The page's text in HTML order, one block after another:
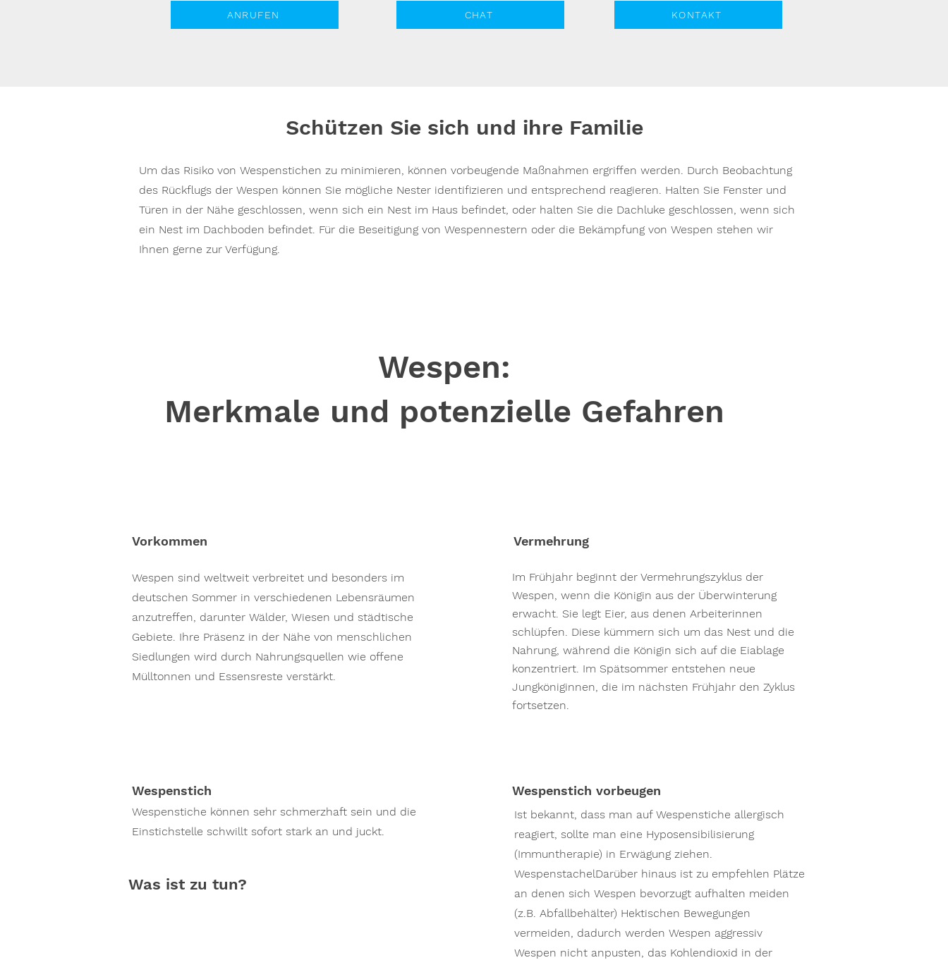
ANRUFEN CHAT KONTAKT
Schützen Sie sich und ihre Familie
Um das Risiko von Wespenstichen zu minimieren, können vorbeugende Maßnahmen ergriffen werden. Durch Beobachtung
des Rückflugs der Wespen können Sie mögliche Nester identifizieren und entsprechend reagieren. Halten Sie Fenster und
Türen in der Nähe geschlossen, wenn sich ein Nest im Haus befindet, oder halten Sie die Dachluke geschlossen, wenn sich
ein Nest im Dachboden befindet. Für die Beseitigung von Wespennestern oder die Bekämpfung von Wespen stehen wir
Ihnen gerne zur Verfügung.
Wespen:
Merkmale und potenzielle Gefahren
Vorkommen
Wespen sind weltweit verbreitet und besonders im
deutschen Sommer in verschiedenen Lebensräumen
anzutreffen, darunter Wälder, Wiesen und städtische
Gebiete. Ihre Präsenz in der Nähe von menschlichen
Siedlungen wird durch Nahrungsquellen wie offene
Mülltonnen und Essensreste verstärkt.
Wespenstich
Wespenstiche können sehr schmerzhaft sein und die
Einstichstelle schwillt sofort stark an und juckt.
Was ist zu tun?
Vermehrung
Im Frühjahr beginnt der Vermehrungszyklus der
Wespen, wenn die Königin aus der Überwinterung
erwacht. Sie legt Eier, aus denen Arbeiterinnen
schlüpfen. Diese kümmern sich um das Nest und die
Nahrung, während die Königin sich auf die Eiablage
konzentriert. Im Spätsommer entstehen neue
Jungköniginnen, die im nächsten Frühjahr den Zyklus
fortsetzen.
Wespenstich vorbeugen
Ist bekannt, dass man auf Wespenstiche allergisch
reagiert, sollte man eine Hyposensibilisierung
(Immuntherapie) in Erwägung ziehen.
WespenstachelDarüber hinaus ist zu empfehlen Plätze
an denen sich Wespen bevorzugt aufhalten meiden
(z.B. Abfallbehälter) Hektischen Bewegungen
vermeiden, dadurch werden Wespen aggressiv
Wespen nicht anpusten, das Kohlendioxid in der